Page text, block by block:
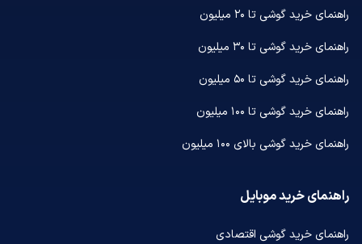
راهنمای خرید گوشی تا ۲۰ میلیون
راهنمای خرید گوشی تا ۳۰ میلیون
راهنمای خرید گوشی تا ۵۰ میلیون
راهنمای خرید گوشی تا ۱۰۰ میلیون
راهنمای خرید گوشی بالای ۱۰۰ میلیون
راهنمای خرید موبایل
راهنمای خرید گوشی اقتصادی